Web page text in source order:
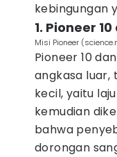
kebingungan
1. Pioneer 10
Misi Pioneer
Pioneer 10
angkasa luar,
kecil, yaitu
kemudian
bahwa
dorongan